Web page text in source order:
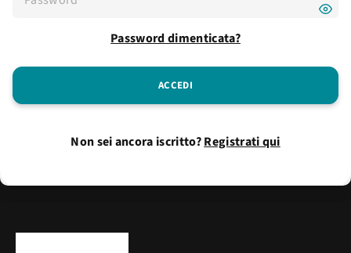
Password dimenticata?
Non sei ancora iscritto?Registrati qui